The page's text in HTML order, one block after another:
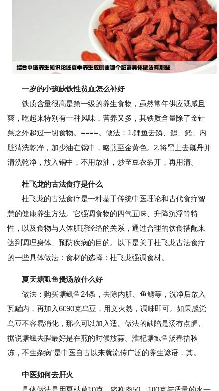
一岁的小孩缺铁性贫血怎么补好
铁质含量很高是第一级的养生食物，虽然常年供应既咸且
爽，吃起来特别有一种风味，营养又多，其铁质含量除了金针
菜之外超过一切食物。====。做法：1.鲤鱼去鳞、鳃、鳍、内
脏清洗乾净，加少油在锅中，略煎至金黄色。2.将黑上去瓤丹并
清洗乾净，放入锅中，不用放油，炒至豆衣裂开，再用清。
杜飞龙的古法食疗是什么
杜飞龙的古法食疗是一种基于传统中医理论和古代食疗智
慧的健康养生方法。它强调食物的四气五味、升降沉浮等特
性，以及食物与人体脏腑经络的关系，通过合理的饮食搭配来
达到调理身体、预防疾病的目的。以下是关于杜飞龙古法食疗
的一些具体做法：食材的选择：杜飞龙强调食材。
夏天塘虱鱼煲汤放什么好
做法：购买塘鲺鱼24条，去除内脏、鱼鳃等，洗净后放入
瓦罐内，再加入6090克乌豆，用文火熟，调味即可。如果感觉
乌豆不容易消化，那么可以加入适。做法的缺陷是汤有点腥。
据说塘鲺去腥最好是在煎的时候放蒜。淮杞塘虱鱼汤春捂秋
冻，不生杂病”是中医自古以来就流传广泛的养生谚语，其。
中医如何去肝火
具体做法是用夏枯草10克、猪瘦肉50—100克与适量的水一